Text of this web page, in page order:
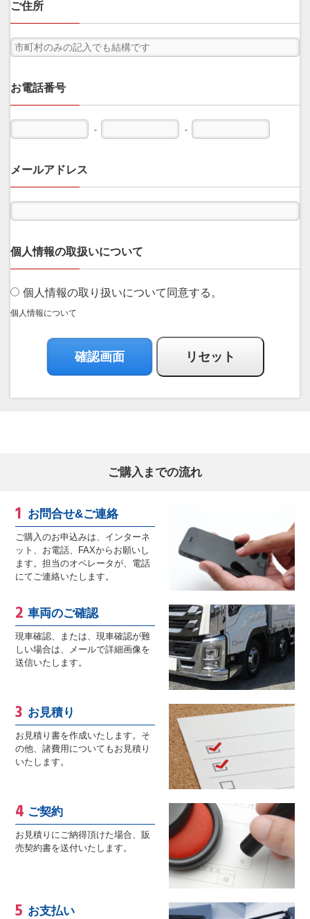
ご住所
お電話番号
- -
メールアドレス
個人情報の取扱いについて
個人情報の取り扱いについて同意する。
個人情報について
ご購入までの流れ
お問合せ&ご連絡
ご購入のお申込みは、インターネ
ット、お電話、FAXからお願いし
ます。担当のオペレータが、電話
にてご連絡いたします。
車両のご確認
現車確認、または、現車確認が難
しい場合は、メールで詳細画像を
送信いたします。
お見積り
お見積り書を作成いたします。そ
の他、諸費用についてもお見積り
いたします。
ご契約
お見積りにご納得頂けた場合、販
売契約書を送付いたします。
お支払い